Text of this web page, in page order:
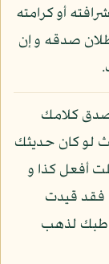
أو كرامته
صدقه و إن
صدق كلامك
لو كان حديثك
أفعل كذا و
فقد قيدت
لذهب